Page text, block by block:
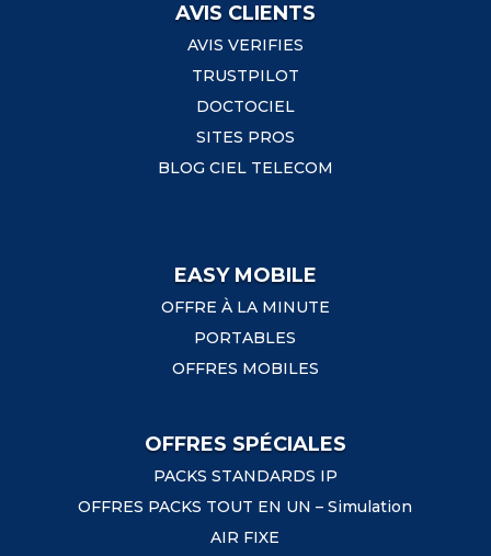
AVIS CLIENTS
AVIS VERIFIES
TRUSTPILOT
DOCTOCIEL
SITES PROS
BLOG CIEL TELECOM
EASY MOBILE
OFFRE À LA MINUTE
PORTABLES
OFFRES MOBILES
OFFRES SPÉCIALES
PACKS STANDARDS IP
OFFRES PACKS TOUT EN UN – Simulation
AIR FIXE